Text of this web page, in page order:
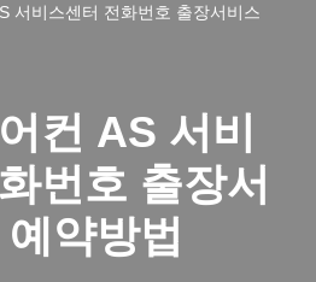
서비스센터 전화번호 출장서비스
컨 AS 서비
번호 출장서
약방법